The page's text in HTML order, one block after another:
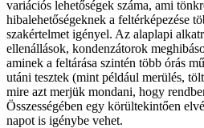
variációs lehetőségek száma, ami
hibalehetőségeknek a feltérképezése
szakértelmet igényel. Az alaplapi
ellenállások, kondenzátorok
aminek a feltárása szintén több órás
utáni tesztek (mint például merülés,
mire azt merjük mondani, hogy
Összességében egy körültekintően
napot is igénybe vehet.